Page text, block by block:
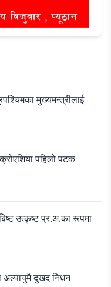
मुख्यमन्त्रीलाई
पहिलो पटक
उत्कृष्ट प्र.अ.का रूपमा
अल्पायुमै दुखद निधन